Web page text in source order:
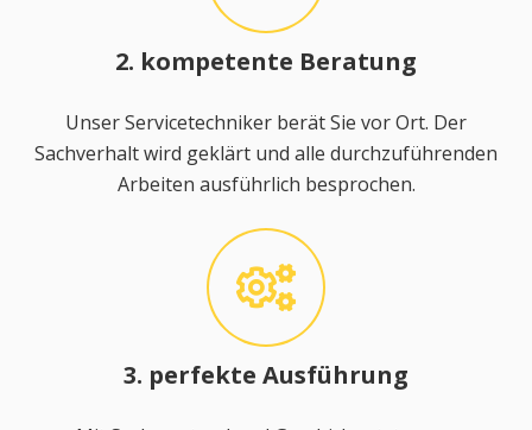
2. kompetente Beratung
Unser Servicetechniker berät Sie vor Ort. Der
Sachverhalt wird geklärt und alle durchzuführenden
Arbeiten ausführlich besprochen.
3. perfekte Ausführung